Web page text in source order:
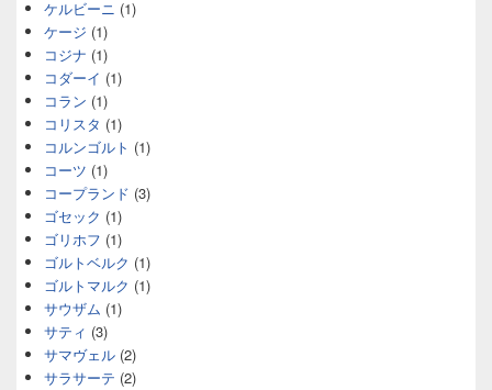
ケルビーニ (1)
ケージ (1)
コジナ (1)
コダーイ (1)
コラン (1)
コリスタ (1)
コルンゴルト (1)
コーツ (1)
コープランド (3)
ゴセック (1)
ゴリホフ (1)
ゴルトベルク (1)
ゴルトマルク (1)
サウザム (1)
サティ (3)
サマヴェル (2)
サラサーテ (2)